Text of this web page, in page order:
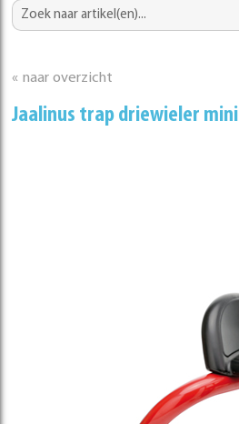
« naar overzicht
Jaalinus trap driewieler mini